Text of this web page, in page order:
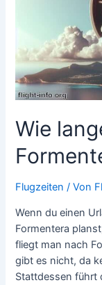
Wie
Flugzeiten / Von
Wenn du einen
Formentera
fliegt man nach
gibt es nicht, da
Stattdessen führt